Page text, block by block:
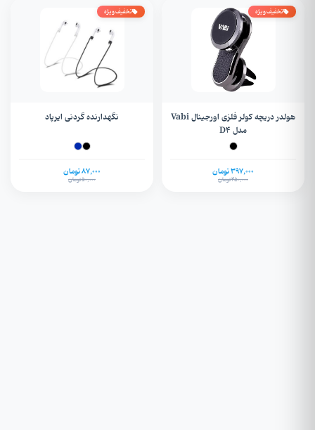
تخفیف ویژه
هولدر دریچه کولر فلزی اورجینال Vabi
مدل D4
397,000 تومان
450,000 تومان
تخفیف ویژه
نگهدارنده گردنی ایرپاد
87,000 تومان
50,000 تومان